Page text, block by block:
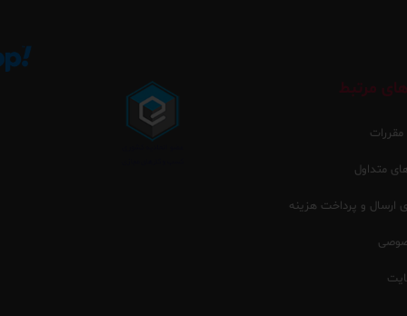
مرتبط
مقررات
متداول
و پرداخت هزینه